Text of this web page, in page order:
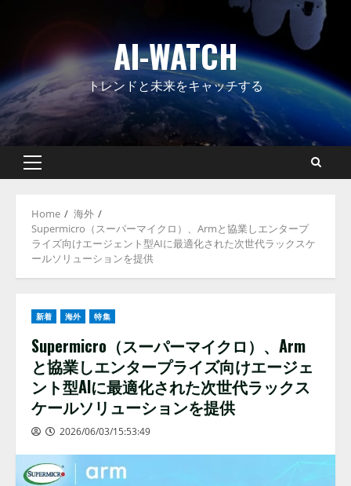
AI-WATCH
トレンドと未来をキャッチする
Primary
Home
海外
Supermicro（スーパーマイクロ）、Armと協業しエンタープ
ライズ向けエージェント型AIに最適化された次世代ラックスケ
ールソリューションを提供
新着 海外 特集
Supermicro（スーパーマイクロ）、Arm
と協業しエンタープライズ向けエージェ
ント型AIに最適化された次世代ラックス
ケールソリューションを提供
2026/06/03/15:53:49